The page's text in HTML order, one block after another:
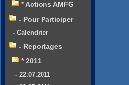
* Actions AMFG
- Pour Participer
- Calendrier
- Reportages
* 2011
- 22.07.2011